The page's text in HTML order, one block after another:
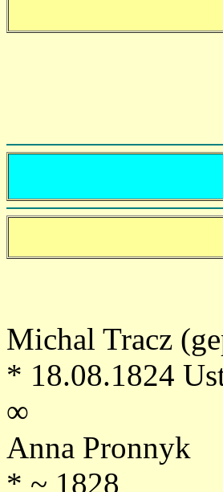
Michal Tracz
* 18.08.1824
∞
Anna Pronnyk
* ~ 1828